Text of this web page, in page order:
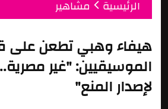
الرئيسية مشاهير
هيفاء وهبي تطعن على
الموسيقيين: "غير
لإصدار المنع"